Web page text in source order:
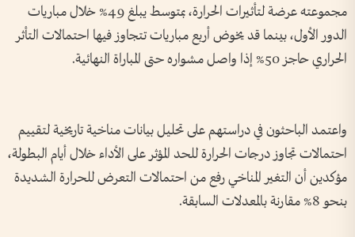
مجموعته عرضة لتأثيرات الحرارة، بمتوسط يبلغ 49% خلال مباريات
الدور الأول، بينما قد يخوض أربع مباريات تتجاوز فيها احتمالات التأثر
الحراري حاجز 50% إذا واصل مشواره حتى المباراة النهائية.
واعتمد الباحثون في دراستهم على تحليل بيانات مناخية تاريخية لتقييم
احتمالات تجاوز درجات الحرارة للحد المؤثر على الأداء خلال أيام البطولة،
مؤكدين أن التغير المناخي رفع من احتمالات التعرض للحرارة الشديدة
بنحو 8% مقارنة بالمعدلات السابقة.